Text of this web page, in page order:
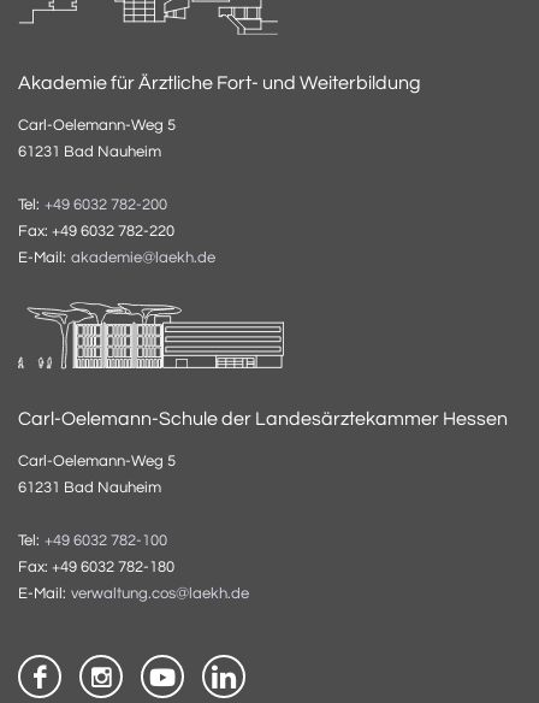
Akademie für Ärztliche Fort- und Weiterbildung
Carl-Oelemann-Weg 5
61231 Bad Nauheim
Tel: +49 6032 782-200
Fax: +49 6032 782-220
E-Mail: akademie@laekh.de
Carl-Oelemann-Schule der Landesärztekammer Hessen
Carl-Oelemann-Weg 5
61231 Bad Nauheim
Tel: +49 6032 782-100
Fax: +49 6032 782-180
E-Mail: verwaltung.cos@laekh.de